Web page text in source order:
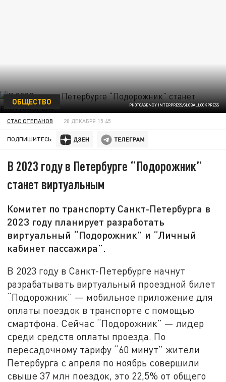
PHOTOAGENCY INTERPRESS/GLOBALLOOKPRESS
ОБЩЕСТВО
СТАС СТЕПАНОВ 20 ДЕКАБРЯ 15:45
ПОДПИШИТЕСЬ:
В 2023 году в Петербурге “Подорожник”
станет виртуальным
Комитет по транспорту Санкт-Петербурга в
2023 году планирует разработать
виртуальный “Подорожник” и “Личный
кабинет пассажира”.
В 2023 году в Санкт-Петербурге начнут
разрабатывать виртуальный проездной билет
“Подорожник” — мобильное приложение для
оплаты поездок в транспорте с помощью
смартфона. Сейчас “Подорожник” — лидер
среди средств оплаты проезда. По
пересадочному тарифу “60 минут” жители
Петербурга с апреля по ноябрь совершили
свыше 37 млн поездок, это 22,5% от общего